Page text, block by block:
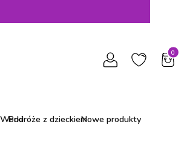
Podróże z dzieckiemNowe produkty